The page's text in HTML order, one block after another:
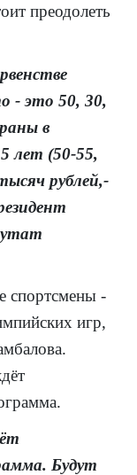
преодолеть
- это 50, 30,
в
лет (50-55,
рублей,-
спортсмены -
игр,
Будут